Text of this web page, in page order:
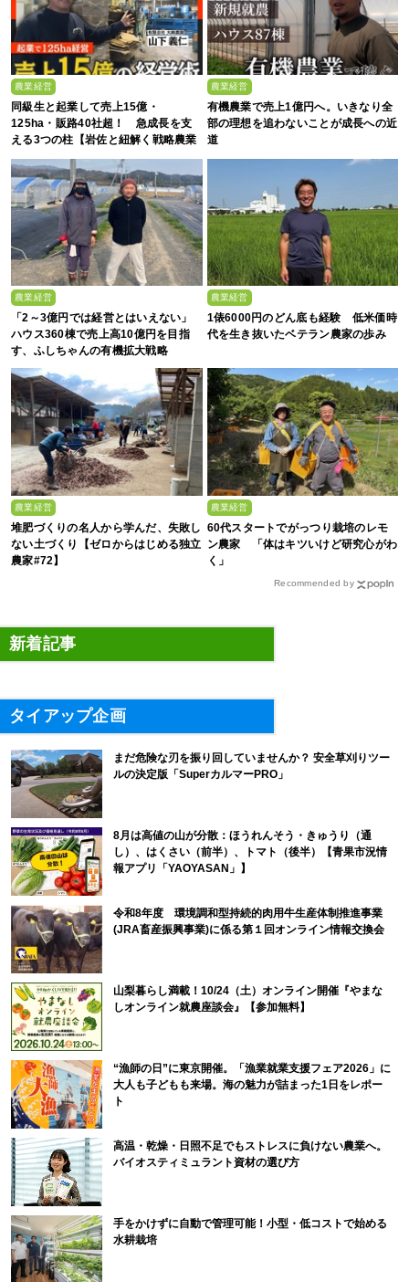
農業経営
同級生と起業して売上15億・
125ha・販路40社超！ 急成長を支
える3つの柱【岩佐と紐解く戦略農業
農業経営
有機農業で売上1億円へ。いきなり全
部の理想を追わないことが成長への近
道
農業経営
「2～3億円では経営とはいえない」
ハウス360棟で売上高10億円を目指
す、ふしちゃんの有機拡大戦略
農業経営
1俵6000円のどん底も経験 低米価時
代を生き抜いたベテラン農家の歩み
農業経営
堆肥づくりの名人から学んだ、失敗し
ない土づくり【ゼロからはじめる独立
農家#72】
農業経営
60代スタートでがっつり栽培のレモ
ン農家 「体はキツいけど研究心がわ
く」
Recommended by
新着記事
タイアップ企画
まだ危険な刃を振り回していませんか？ 安全草刈りツー
ルの決定版「SuperカルマーPRO」
8月は高値の山が分散：ほうれんそう・きゅうり（通
し）、はくさい（前半）、トマト（後半）【青果市況情
報アプリ「YAOYASAN」】
令和8年度 環境調和型持続的肉用牛生産体制推進事業
(JRA畜産振興事業)に係る第１回オンライン情報交換会
山梨暮らし満載！10/24（土）オンライン開催『やまな
しオンライン就農座談会』【参加無料】
“漁師の日”に東京開催。「漁業就業支援フェア2026」に
大人も子どもも来場。海の魅力が詰まった1日をレポー
ト
高温・乾燥・日照不足でもストレスに負けない農業へ。
バイオスティミュラント資材の選び方
手をかけずに自動で管理可能！小型・低コストで始める
水耕栽培